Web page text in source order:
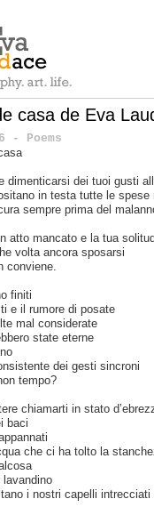
casa de Eva
- Poems
dimenticarsi dei tuoi gusti
in testa tutte le spese
sempre prima del
atto mancato e la tua
volta ancora sposarsi
conviene.
finiti
e il rumore di posate
mal considerate
state eterne
dei gesti sincroni
tempo?
chiamarti in stato
baci
che ci ha tolto la
i nostri capelli